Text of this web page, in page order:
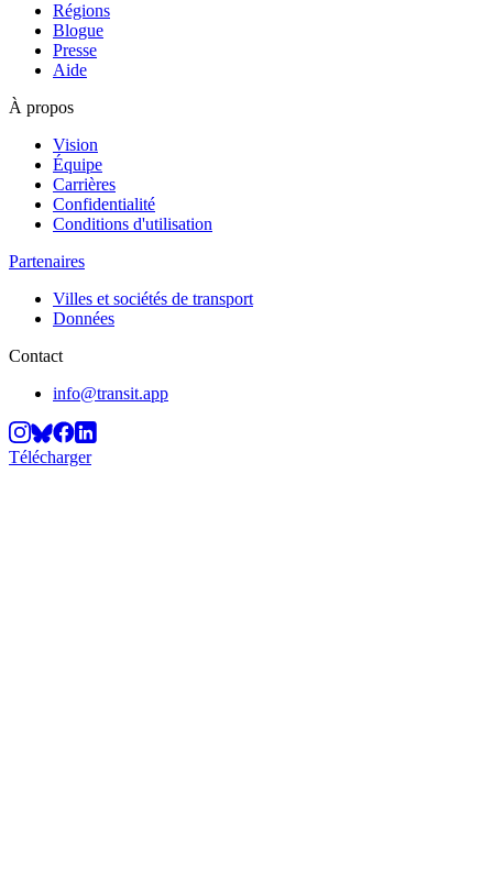
Régions
Blogue
Presse
Aide
À propos
Vision
Équipe
Carrières
Confidentialité
Conditions d'utilisation
Partenaires
Villes et sociétés de transport
Données
Contact
info@transit.app
Télécharger